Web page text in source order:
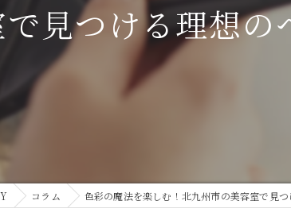
メント見つける理想の
コラム 色彩の魔法を楽しむ！北九州市の美容室で見